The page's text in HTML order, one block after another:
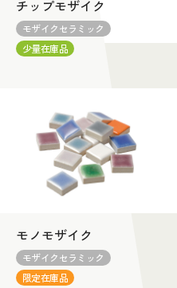
チップモザイク
モザイクセラミック
少量在庫品
モノモザイク
モザイクセラミック
限定在庫品